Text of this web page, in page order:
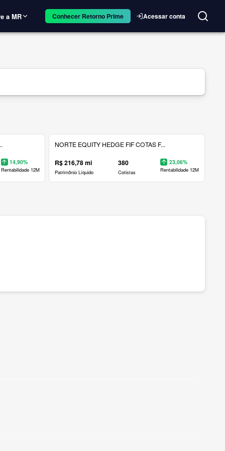
a MR Conhecer Retorno Prime Acessar conta
14,90%
Rentabilidade 12M
NORTE EQUITY HEDGE FIF COTAS F...
R$ 216,78 mi
Patrimônio Líquido
380
Cotistas
23,06%
Rentabilidade 12M